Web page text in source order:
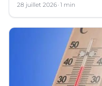
28 juillet 2026 1 min